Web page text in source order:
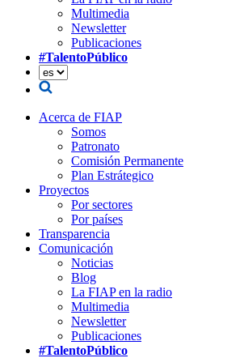
Multimedia
Newsletter
Publicaciones
#TalentoPúblico
Acerca de FIAP
Somos
Patronato
Comisión Permanente
Plan Estrátegico
Proyectos
Por sectores
Por países
Transparencia
Comunicación
Noticias
Blog
La FIAP en la radio
Multimedia
Newsletter
Publicaciones
#TalentoPúblico